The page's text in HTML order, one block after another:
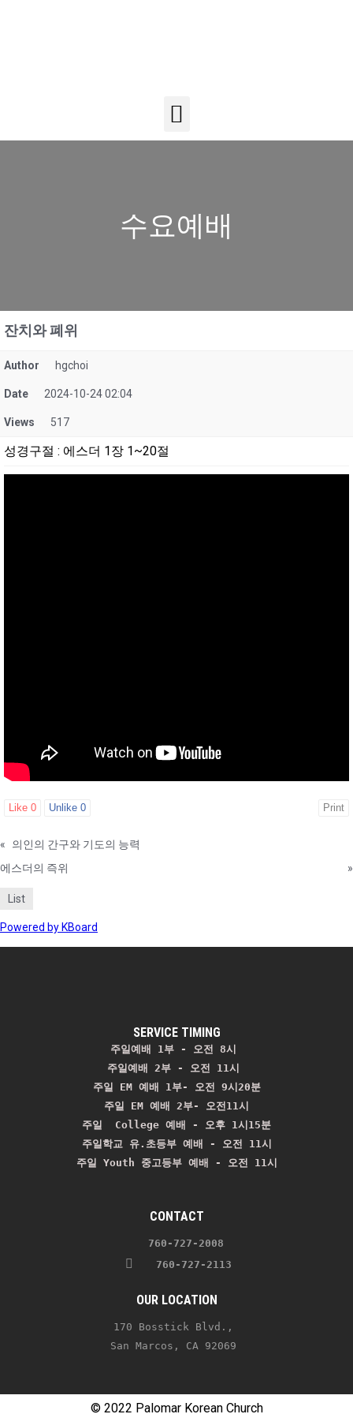
수요예배
잔치와 폐위
Author hgchoi
Date 2024-10-24 02:04
Views 517
성경구절 : 에스더 1장 1~20절
Like 0 Unlike 0 Print
«
의인의 간구와 기도의 능력
에스더의 즉위
»
List
Powered by KBoard
SERVICE TIMING
주일예배 1부 - 오전 8시
주일예배 2부 - 오전 11시
주일 EM 예배 1부- 오전 9시20분
주일 EM 예배 2부- 오전11시
주일  College 예배 - 오후 1시15분
주일학교 유.초등부 예배 - 오전 11시
주일 Youth 중고등부 예배 - 오전 11시
CONTACT
760-727-2008
760-727-2113
OUR LOCATION
170 Bosstick Blvd.,
San Marcos, CA 92069
© 2022 Palomar Korean Church